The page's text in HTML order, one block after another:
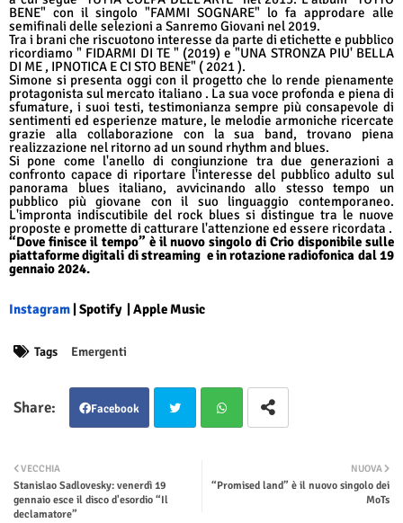
BENE" con il singolo "FAMMI SOGNARE" lo fa approdare alle
semifinali delle selezioni a Sanremo Giovani nel 2019.
Tra i brani che riscuotono interesse da parte di etichette e pubblico
ricordiamo " FIDARMI DI TE " (2019) e "UNA STRONZA PIU' BELLA
DI ME , IPNOTICA E CI STO BENE" ( 2021 ).
Simone si presenta oggi con il progetto che lo rende pienamente
protagonista sul mercato italiano . La sua voce profonda e piena di
sfumature, i suoi testi, testimonianza sempre più consapevole di
sentimenti ed esperienze mature, le melodie armoniche ricercate
grazie alla collaborazione con la sua band, trovano piena
realizzazione nel ritorno ad un sound rhythm and blues.
Si pone come l'anello di congiunzione tra due generazioni a
confronto capace di riportare l'interesse del pubblico adulto sul
panorama blues italiano, avvicinando allo stesso tempo un
pubblico più giovane con il suo linguaggio contemporaneo.
L'impronta indiscutibile del rock blues si distingue tra le nuove
proposte e promette di catturare l'attenzione ed essere ricordata .
“Dove finisce il tempo” è il nuovo singolo di Crio disponibile sulle
piattaforme digitali di streaming e in rotazione radiofonica dal 19
gennaio 2024.
Instagram Spotify Apple Music
Tags Emergenti
Facebook
tsap
NUOVA
“Promised land” è il nuovo singolo dei
MoTs
VECCHIA
Stanislao Sadlovesky: venerdì 19
gennaio esce il disco d'esordio “Il
declamatore”